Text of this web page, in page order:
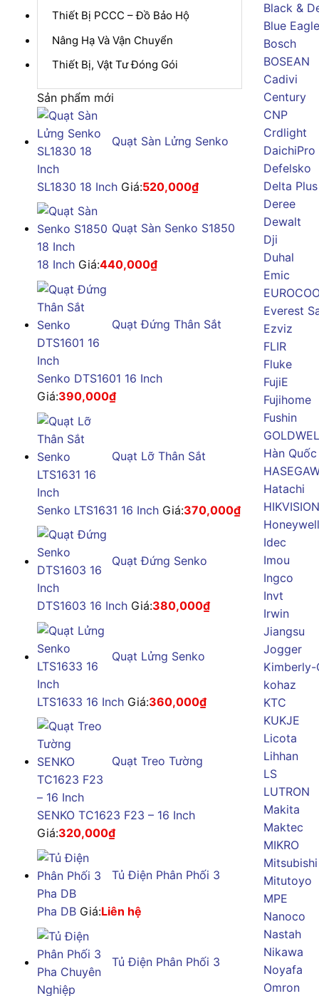
Thiết Bị PCCC – Đồ Bảo Hộ
Nâng Hạ Và Vận Chuyển
Thiết Bị, Vật Tư Đóng Gói
Sản phẩm mới
Quạt Sàn Lửng Senko
SL1830 18 Inch Giá:520,000₫
Quạt Sàn Senko S1850
18 Inch Giá:440,000₫
Quạt Đứng Thân Sắt
Senko DTS1601 16 Inch
Giá:390,000₫
Quạt Lỡ Thân Sắt
Senko LTS1631 16 Inch Giá:370,000₫
Quạt Đứng Senko
DTS1603 16 Inch Giá:380,000₫
Quạt Lửng Senko
LTS1633 16 Inch Giá:360,000₫
Quạt Treo Tường
SENKO TC1623 F23 – 16 Inch
Giá:320,000₫
Tủ Điện Phân Phối 3
Pha DB Giá:Liên hệ
Tủ Điện Phân Phối 3
Black &
Blue Eagle
Bosch
BOSEAN
Cadivi
Century
CNP
Crdlight
DaichiPro
Defelsko
Delta Plus
Deree
Dewalt
Dji
Duhal
Emic
Everest
Ezviz
FLIR
Fluke
FujiE
Fujihome
Fushin
Hàn Quốc
Hatachi
HIKVISION
Honeywell
Idec
Imou
Ingco
Invt
Irwin
Jiangsu
Jogger
Kimberly-
kohaz
KTC
KUKJE
Licota
Lihhan
LS
LUTRON
Makita
Maktec
MIKRO
Mitsubishi
Mitutoyo
MPE
Nanoco
Nastah
Nikawa
Noyafa
Omron